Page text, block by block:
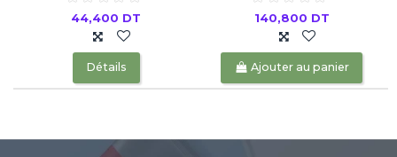
44,400 DT
Détails
140,800 DT
Ajouter au panier